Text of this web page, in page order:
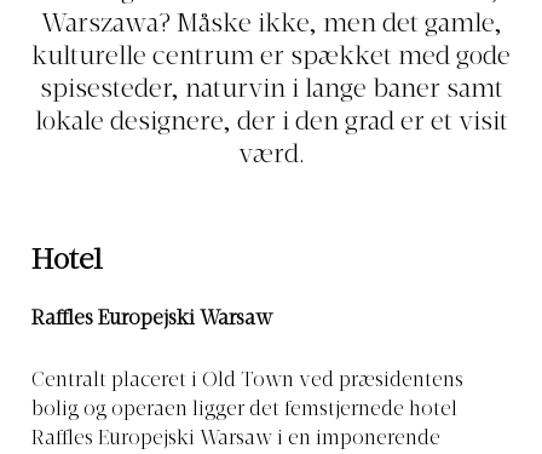
Warszawa? Måske ikke, men det gamle,
kulturelle centrum er spækket med gode
spisesteder, naturvin i lange baner samt
lokale designere, der i den grad er et visit
værd.
Hotel
Raffles Europejski Warsaw
Centralt placeret i Old Town ved præsidentens
bolig og operaen ligger det femstjernede hotel
Raffles Europejski Warsaw i en imponerende